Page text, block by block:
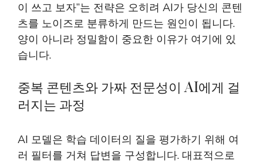
이 쓰고 보자”는 전략은 오히려 AI가 당신의 콘텐
츠를 노이즈로 분류하게 만드는 원인이 됩니다.
양이 아니라 정밀함이 중요한 이유가 여기에 있
습니다.
중복 콘텐츠와 가짜 전문성이 AI에게 걸
러지는 과정
AI 모델은 학습 데이터의 질을 평가하기 위해 여
러 필터를 거쳐 답변을 구성합니다. 대표적으로